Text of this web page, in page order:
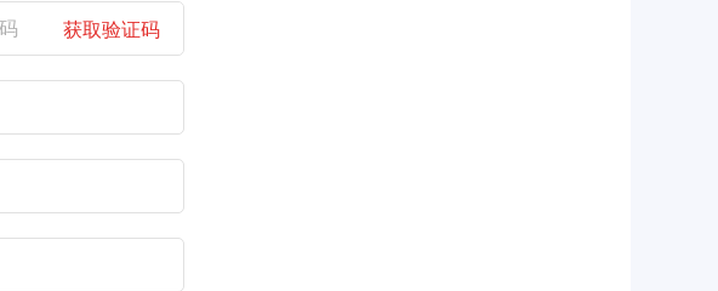
获取验证码